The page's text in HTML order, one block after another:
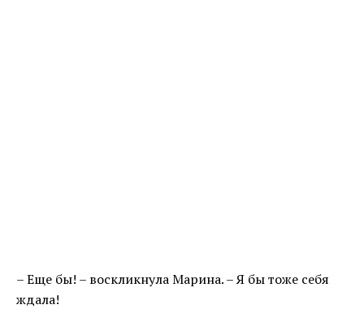
– Еще бы! – воскликнула Марина. – Я бы тоже себя
ждала!